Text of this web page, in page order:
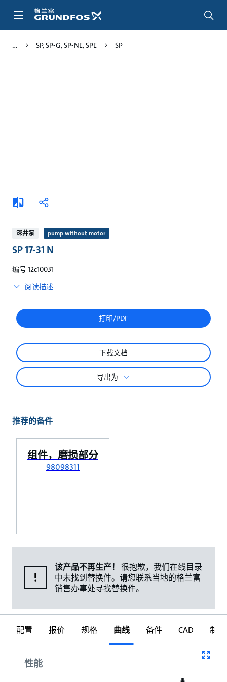
SP, SP-G, SP-NE, SPE SP
添
加
较
分
深井泵 pump without motor
SP 17-31 N
编号 12c10031
阅读描述
打印/PDF
下载文档
导出为
推荐的备件
组件，磨损部分
98098311
该产品不再生产！
很抱歉，我们在线目录
中未找到替换件。请您联系当地的格兰富
销售办事处寻找替换件。
配置 报价 规格 曲线 备件 CAD 制图
性能